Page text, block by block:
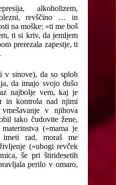
alkoholizem,
revščino … in
na moške: »ti me boš
ti si kriv, da jemljem
prerezala zapestje, ti
v sinove), da so sploh
da imajo svojo dušo
najbolje vem, kaj je
in kontrola nad njimi
v njihova
tako čudovite žene,
(»mama je
rad, moraš me
(»ubogi revček
še pri štiridesetih
perilo v omaro,